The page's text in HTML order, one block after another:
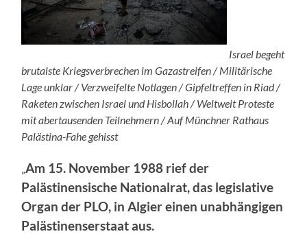
Israel begeht
brutalste Kriegsverbrechen im Gazastreifen / Militärische
Lage unklar / Verzweifelte Notlagen / Gipfeltreffen in Riad /
Raketen zwischen Israel und Hisbollah / Weltweit Proteste
mit abertausenden Teilnehmern / Auf Münchner Rathaus
Palästina-Fahe gehisst
Am 15. November 1988 rief der
Palästinensische Nationalrat, das legislative
Organ der PLO, in Algier einen unabhängigen
Palästinenserstaat aus.